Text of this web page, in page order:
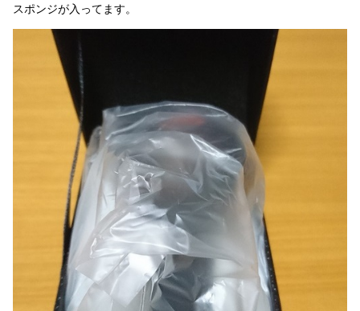
スポンジが入ってます。